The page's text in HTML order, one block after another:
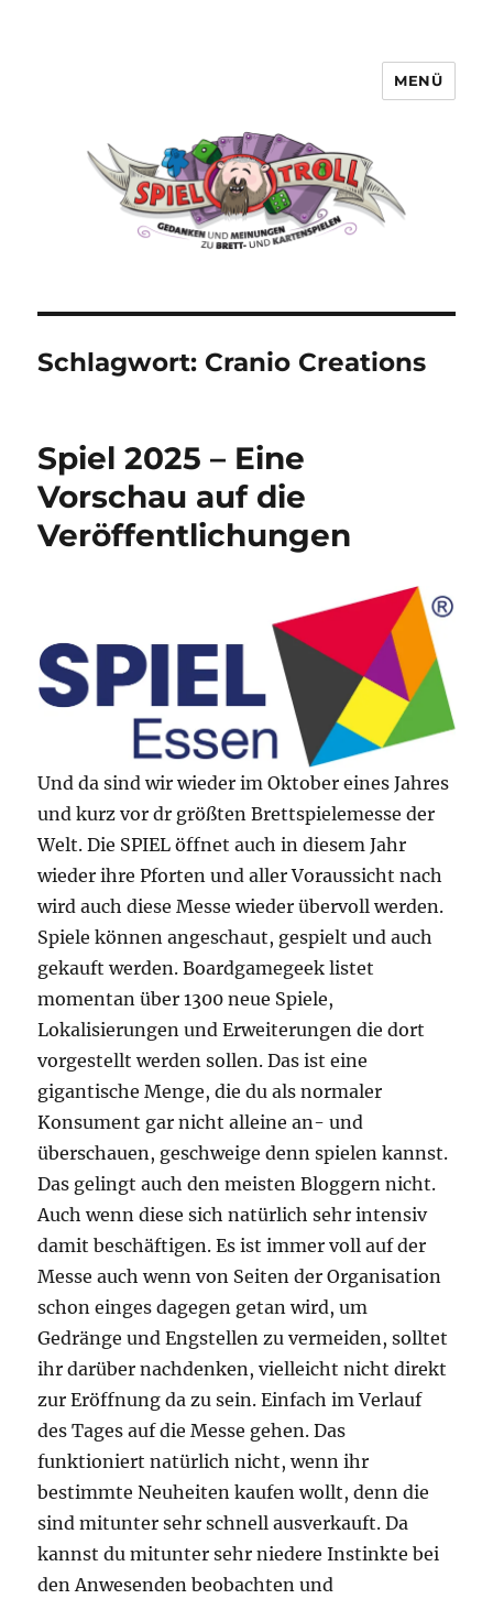
MENÜ
Schlagwort: Cranio Creations
Spiel 2025 – Eine
Vorschau auf die
Veröffentlichungen
Und da sind wir wieder im Oktober eines Jahres
und kurz vor dr größten Brettspielemesse der
Welt. Die SPIEL öffnet auch in diesem Jahr
wieder ihre Pforten und aller Voraussicht nach
wird auch diese Messe wieder übervoll werden.
Spiele können angeschaut, gespielt und auch
gekauft werden. Boardgamegeek listet
momentan über 1300 neue Spiele,
Lokalisierungen und Erweiterungen die dort
vorgestellt werden sollen. Das ist eine
gigantische Menge, die du als normaler
Konsument gar nicht alleine an- und
überschauen, geschweige denn spielen kannst.
Das gelingt auch den meisten Bloggern nicht.
Auch wenn diese sich natürlich sehr intensiv
damit beschäftigen. Es ist immer voll auf der
Messe auch wenn von Seiten der Organisation
schon einges dagegen getan wird, um
Gedränge und Engstellen zu vermeiden, solltet
ihr darüber nachdenken, vielleicht nicht direkt
zur Eröffnung da zu sein. Einfach im Verlauf
des Tages auf die Messe gehen. Das
funktioniert natürlich nicht, wenn ihr
bestimmte Neuheiten kaufen wollt, denn die
sind mitunter sehr schnell ausverkauft. Da
kannst du mitunter sehr niedere Instinkte bei
den Anwesenden beobachten und